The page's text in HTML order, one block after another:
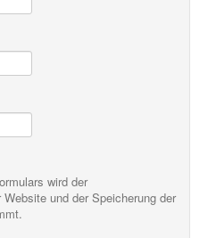
wird der
und der Speicherung der